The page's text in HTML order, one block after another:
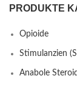
PRODUKTE
Opioide
Stimulanzien
Anabole